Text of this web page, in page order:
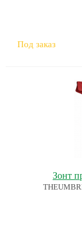
Под заказ
Зонт